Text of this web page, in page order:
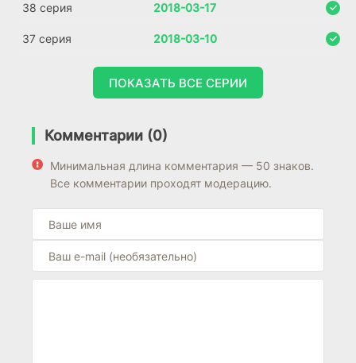
38 серия 2018-03-17
37 серия 2018-03-10
ПОКАЗАТЬ ВСЕ СЕРИИ
Комментарии (0)
Минимальная длина комментария — 50 знаков.
Все комментарии проходят модерацию.